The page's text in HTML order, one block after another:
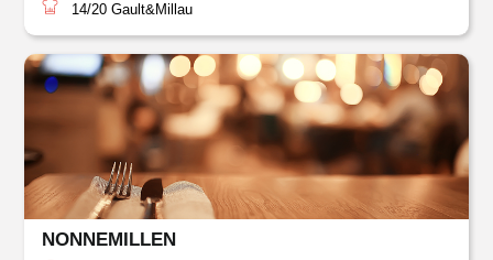
14/20 Gault&Millau
NONNEMILLEN